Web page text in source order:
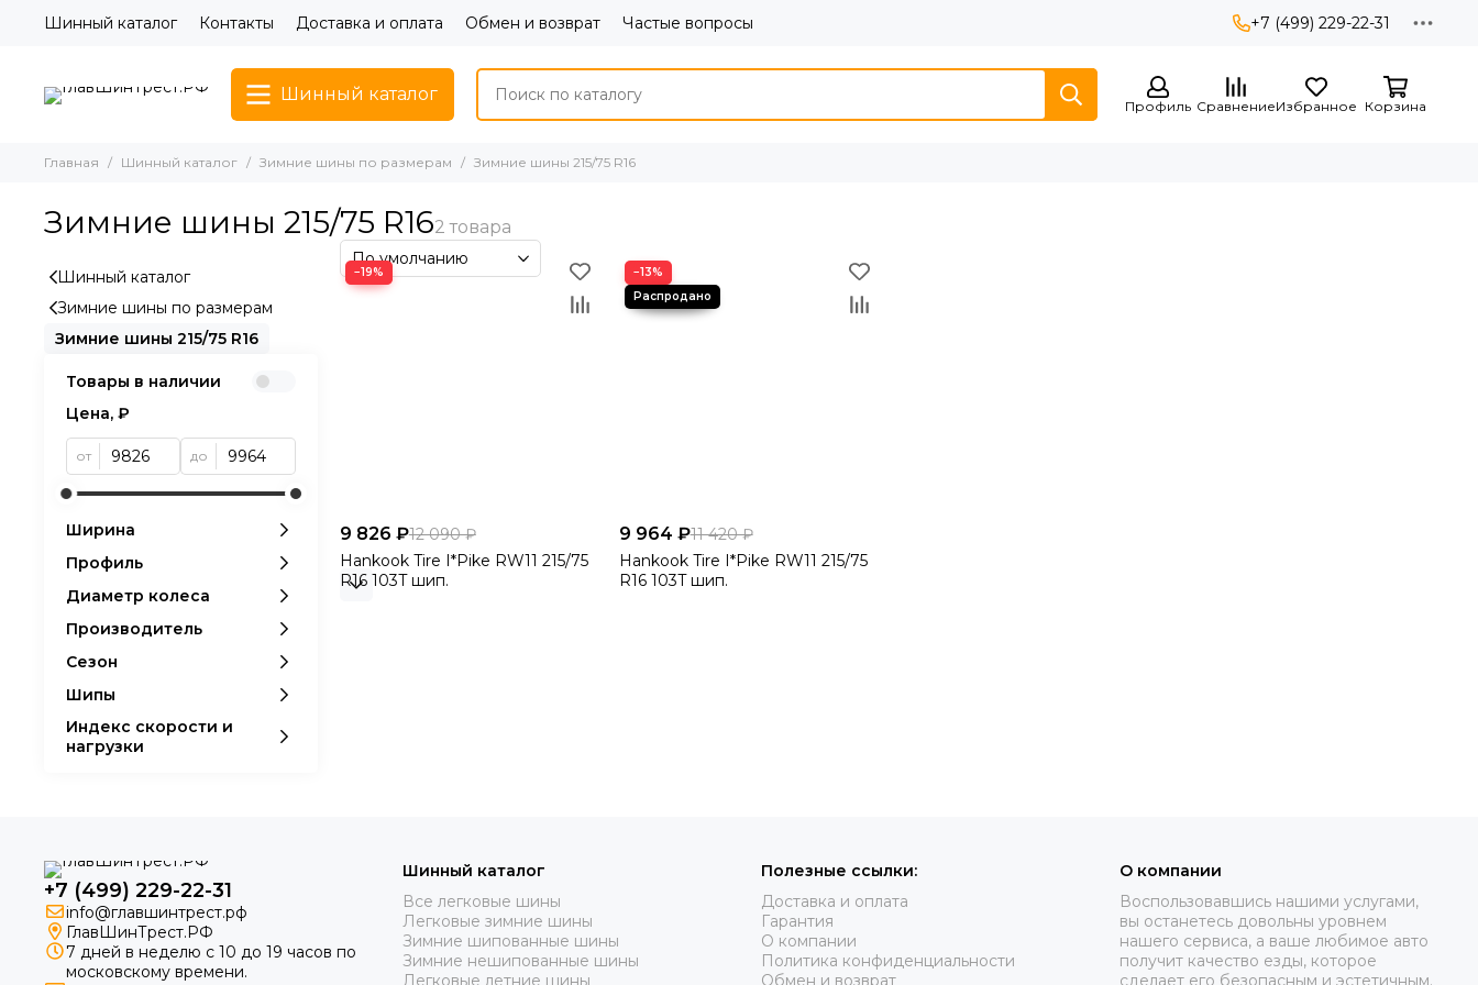
Шинный каталог Контакты Доставка и оплата Обмен и возврат Частые вопросы +7 (499) 229-22-31
Шинный каталог
Профиль СравнениеИзбранное Корзина
Главная Шинный каталог Зимние шины по размерам Зимние шины 215/75 R16
Зимние шины 215/75 R16
−19%
9 826 ₽12 090 ₽
Hankook Tire I*Pike RW11 215/75
R16 103T шип.
−13%
9 964 ₽11 420 ₽
Hankook Tire I*Pike RW11 215/75
R16 103T шип.
Шинный каталог
Зимние шины по размерам
Зимние шины 215/75 R16
Товары в наличии
Цена, ₽
от до
Ширина
Профиль
Диаметр колеса
Производитель
Сезон
Шипы
Индекс скорости и
нагрузки
+7 (499) 229-22-31
info@главшинтрест.рф
ГлавШинТрест.РФ
7 дней в неделю с 10 до 19 часов по
московскому времени.
Шинный каталог
Все легковые шины
Легковые зимние шины
Зимние шипованные шины
Зимние нешипованные шины
Легковые летние шины
Полезные ссылки:
Доставка и оплата
Гарантия
О компании
Политика конфиденциальности
Обмен и возврат
О компании
Воспользовавшись нашими услугами,
вы останетесь довольны уровнем
нашего сервиса, а ваше любимое авто
получит качество езды, которое
сделает его безопасным и эстетичным.